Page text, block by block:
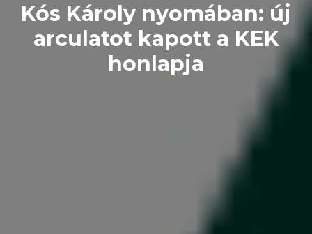
Kós Károly nyomában: új
arculatot kapott a KEK
honlapja